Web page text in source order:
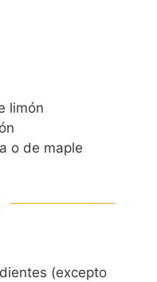
limón
o de maple
(excepto